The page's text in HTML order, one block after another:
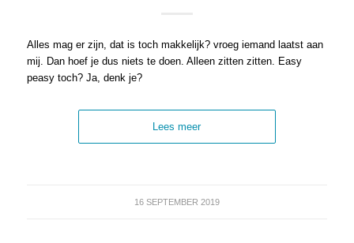
Alles mag er zijn, dat is toch makkelijk? vroeg iemand laatst aan
mij. Dan hoef je dus niets te doen. Alleen zitten zitten. Easy
peasy toch? Ja, denk je?
Lees meer
16 SEPTEMBER 2019